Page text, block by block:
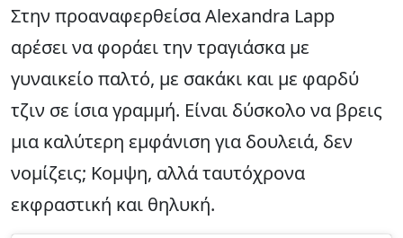
Στην προαναφερθείσα Alexandra Lapp
αρέσει να φοράει την τραγιάσκα με
γυναικείο παλτό, με σακάκι και με φαρδύ
τζιν σε ίσια γραμμή. Είναι δύσκολο να βρεις
μια καλύτερη εμφάνιση για δουλειά, δεν
νομίζεις; Κομψη, αλλά ταυτόχρονα
εκφραστική και θηλυκή.